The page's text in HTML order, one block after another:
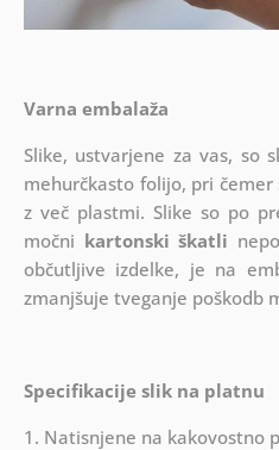
Varna embalaža
Slike, ustvarjene za vas, so
mehurčkasto folijo, pri
z več plastmi. Slike so po
močni kartonski škatli
občutljive izdelke, je na
zmanjšuje tveganje poškodb
Specifikacije slik na platnu
1. Natisnjene na kakovostno